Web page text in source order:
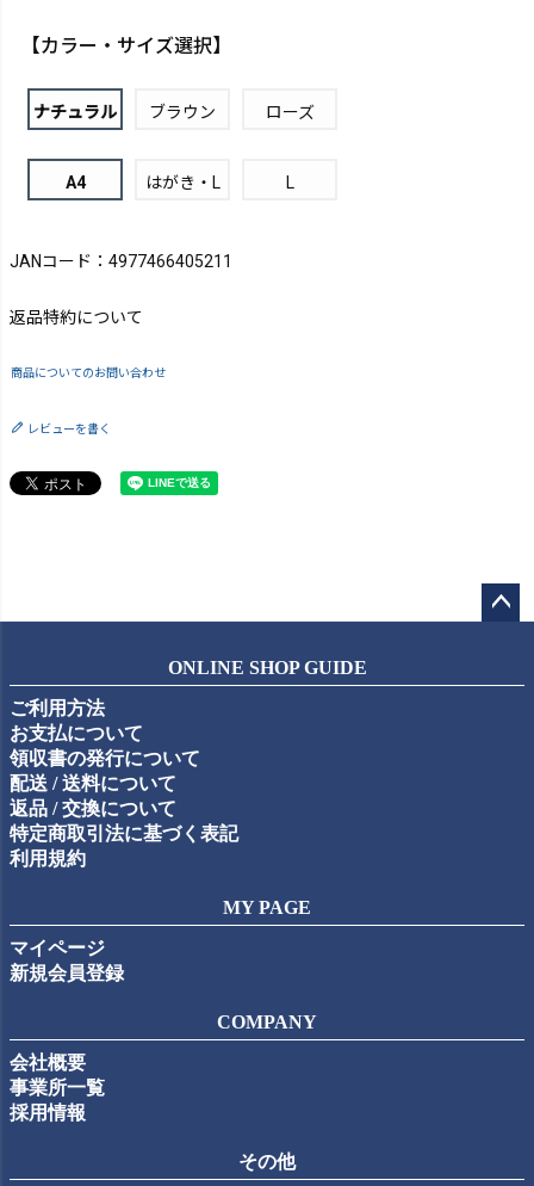
【カラー・サイズ選択】
ナチュラル ブラウン ローズ
A4 はがき・L L
JANコード：4977466405211
返品特約について
商品についてのお問い合わせ
レビューを書く
ップ
ONLINE SHOP GUIDE
ご利用方法
お支払について
領収書の発行について
配送 / 送料について
返品 / 交換について
特定商取引法に基づく表記
利用規約
MY PAGE
マイページ
新規会員登録
COMPANY
会社概要
事業所一覧
採用情報
その他